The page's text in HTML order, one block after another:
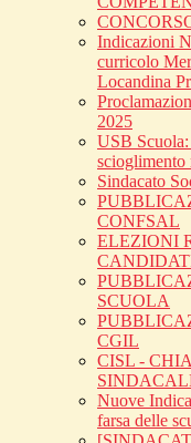
Indicazioni
curricolo
Locandina
2025
USB
Sindacato
CONFSAL
ELEZIONI
SCUOLA
CGIL
CISL -
Nuove
farsa delle